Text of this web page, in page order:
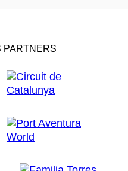
PARTNERS